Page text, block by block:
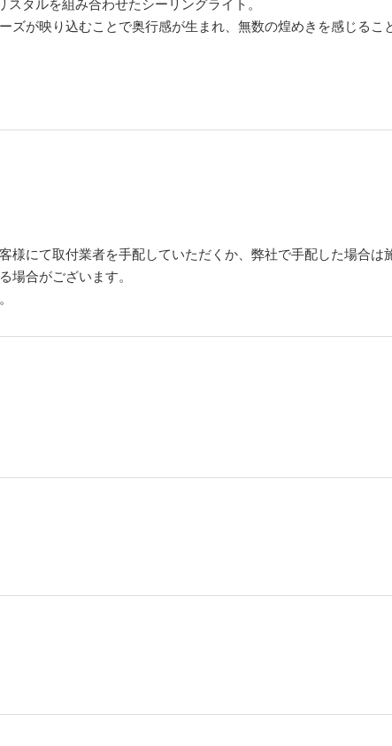
タルを組み合わせたシーリングライト。
ズが映り込むことで奥行感が生まれ、無数の煌めきを感じるこ
様にて取付業者を手配していただくか、弊社で手配した場合は
場合がございます。